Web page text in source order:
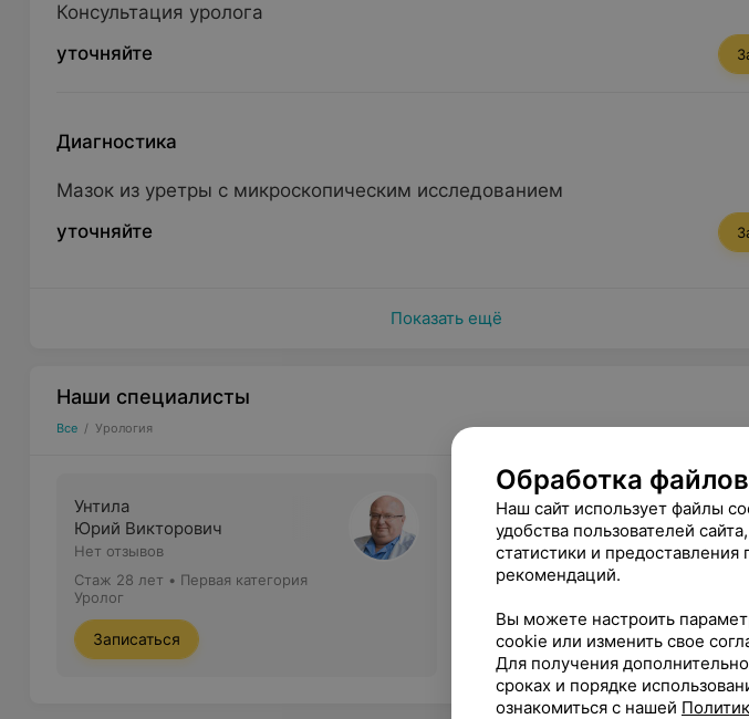
Консультация уролога
уточняйте
Диагностика
Мазок из уретры с микроскопическим исследованием
уточняйте
Показать ещё
Наши специалисты
Все / Урология
Унтила
Юрий Викторович
Нет отзывов
Стаж 28 лет • Первая категория
Уролог
Записаться
Обработка
Наш сайт использует файлы
удобства пользователей
статистики и
рекомендаций.
Вы можете настроить
cookie или изменить свое
Для получения
сроках и порядке
ознакомиться с нашей